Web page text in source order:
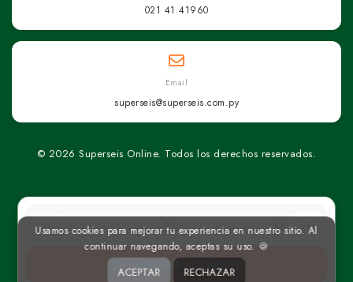
kg
AGREGAR AL CARRITO
021 41 41960
Email
superseis@superseis.com.py
© 2026 Superseis Online. Todos los derechos reservados.
Usamos cookies para mejorar tu experiencia en nuestro sitio. Al
continuar navegando, aceptas su uso. 🍪
ACEPTAR RECHAZAR